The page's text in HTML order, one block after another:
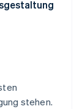
stehen.